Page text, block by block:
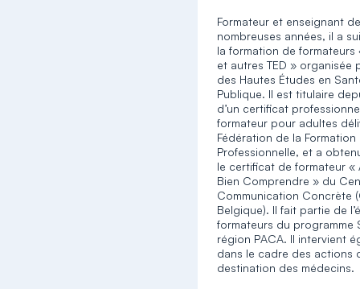
Formateur et enseignant
nombreuses années, il a
la formation de formateurs
et autres TED » organisée
des Hautes Études en
Publique. Il est titulaire
d’un certificat
formateur pour adultes
Fédération de la Formation
Professionnelle, et a
le certificat de formateur «
Bien Comprendre » du
Communication Concrète
Belgique). Il fait partie de
formateurs du programme
région PACA. Il intervient
dans le cadre des actions
destination des médecins.